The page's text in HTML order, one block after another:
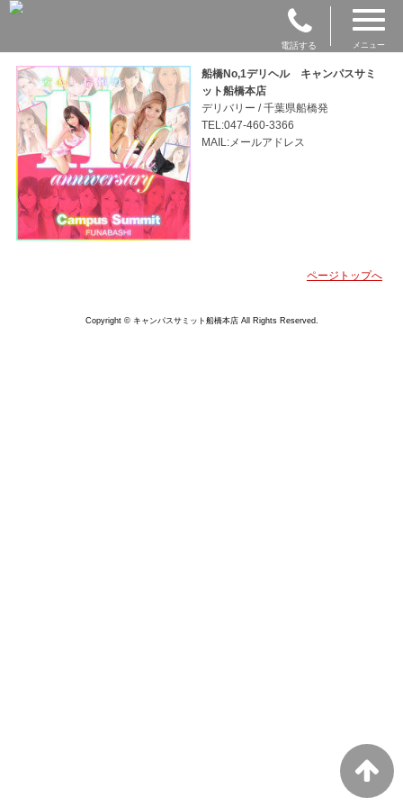
電話する メニュー
船橋No,1デリヘル キャンパスサミ
ット船橋本店
デリバリー / 千葉県船橋発
TEL:047-460-3366
MAIL:メールアドレス
ページトップへ
Copyright © キャンパスサミット船橋本店 All Rights Reserved.